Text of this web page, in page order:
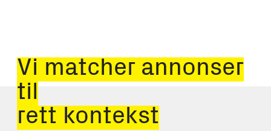
Vi matcher annonser
til
rett kontekst